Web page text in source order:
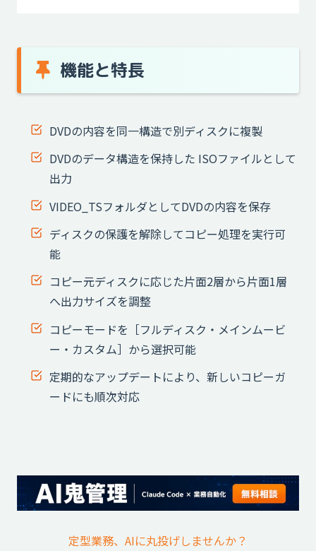
機能と特長
DVDの内容を同一構造で別ディスクに複製
DVDのデータ構造を保持した ISOファイルとして
出力
VIDEO_TSフォルダとしてDVDの内容を保存
ディスクの保護を解除してコピー処理を実行可
能
コピー元ディスクに応じた片面2層から片面1層
へ出力サイズを調整
コピーモードを［フルディスク・メインムービ
ー・カスタム］から選択可能
定期的なアップデートにより、新しいコピーガ
ードにも順次対応
定型業務、AIに丸投げしませんか？